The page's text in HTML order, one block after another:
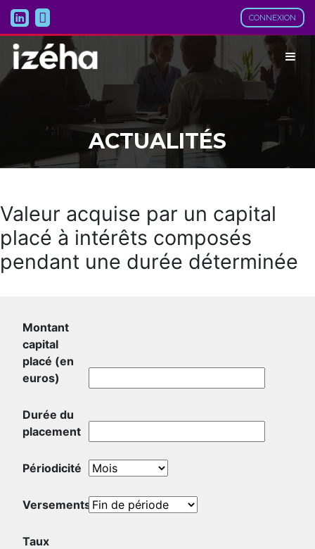
CONNEXION
ACTUALITÉS
Valeur acquise par un capital
placé à intérêts composés
pendant une durée déterminée
Montant
capital
placé (en
euros)
Durée du
placement
Périodicité
Versements
Taux